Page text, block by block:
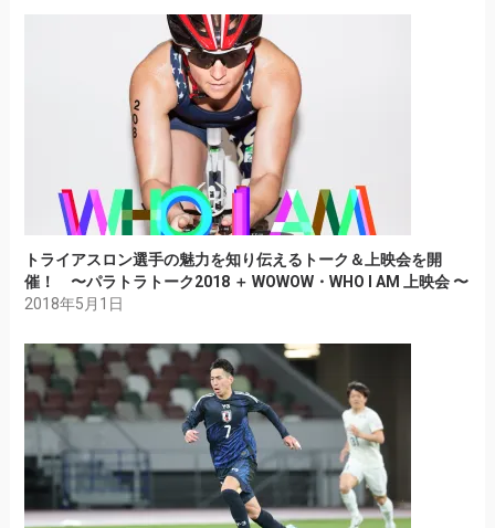
トライアスロン選手の魅力を知り伝えるトーク＆上映会を開
催！ 〜パラトラトーク2018 ＋ WOWOW・WHO I AM 上映会 〜
2018年5月1日